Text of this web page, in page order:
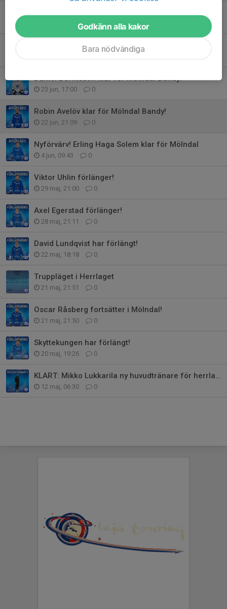
0
Erik Bertilson har skrivit på för 2026-27!
Daniel Berntsson klar för Mölndal Bandy!
23 jun, 17:00 0
Robin Avelöv klar för Mölndal Bandy!
22 jun, 21:09 0
Nyförvärv! Erling Haga Solem klar för Mölndal
4 jun, 09:43 0
Viktor Uhlin förlänger!
29 maj, 21:00 0
Axel Egerstad förlänger!
28 maj, 21:11 0
David Lundqvist har förlängt!
22 maj, 18:18 0
Truppläget i Herrlaget
21 maj, 21:51 0
Oscar Råsberg fortsätter i Mölndal!
21 maj, 21:50 0
Skyttekungen har förlängt!
20 maj, 19:26 0
KLART: Mikko Lukkarila ny huvudtränare för herrlaget!
12 maj, 06:30 0
Godkänn alla kakor
Bara nödvändiga